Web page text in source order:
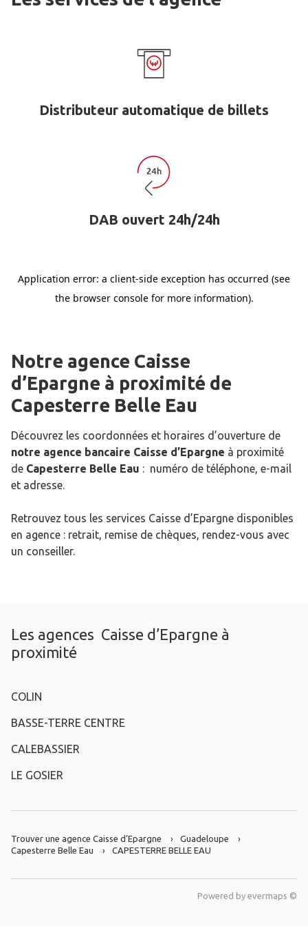
Distributeur automatique de billets
DAB ouvert 24h/24h
Notre agence Caisse
d’Epargne à proximité de
Capesterre Belle Eau
Découvrez les coordonnées et horaires d’ouverture de
notre agence bancaire Caisse d’Epargne à proximité
de Capesterre Belle Eau : numéro de téléphone, e-mail
et adresse.
Retrouvez tous les services Caisse d’Epargne disponibles
en agence : retrait, remise de chèques, rendez-vous avec
un conseiller.
Les agences Caisse d’Epargne à
proximité
COLIN
BASSE-TERRE CENTRE
CALEBASSIER
LE GOSIER
Trouver une agence Caisse d’Epargne
Guadeloupe
Capesterre Belle Eau
CAPESTERRE BELLE EAU
Powered by evermaps ©